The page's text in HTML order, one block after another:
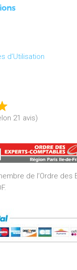
d’Utilisation
21 avis)
de l’Ordre des